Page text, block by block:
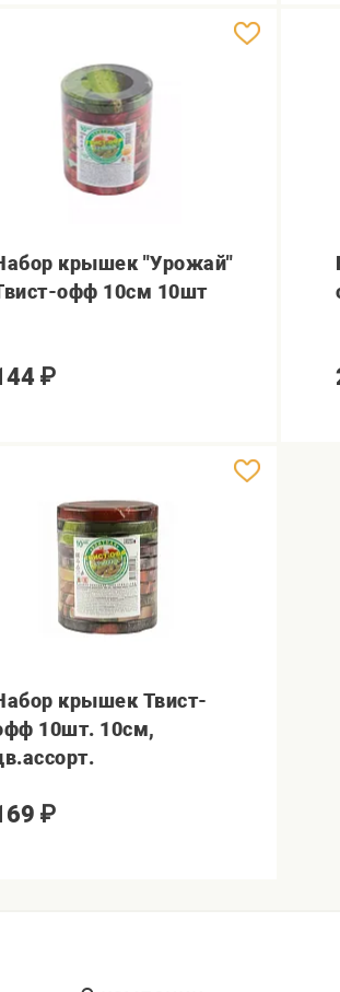
крышек "Урожай"
офф 10см 10шт
₽
крышек Твист-
10шт. 10см,
₽